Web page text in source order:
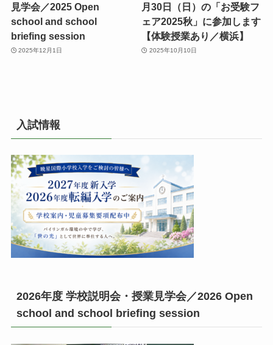
見学会／2025 Open
school and school
briefing session
2025年12月1日
月30日（日）の「お受験フ
ェア2025秋」に参加します
【体験授業あり／横浜】
2025年10月10日
入試情報
2026年度 学校説明会・授業見学会／2026 Open
school and school briefing session